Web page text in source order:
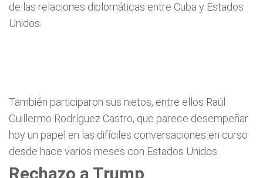
de las relaciones diplomáticas entre Cuba y Estados
Unidos.
También participaron sus nietos, entre ellos Raúl
Guillermo Rodríguez Castro, que parece desempeñar
hoy un papel en las difíciles conversaciones en curso
desde hace varios meses con Estados Unidos.
Rechazo a Trump